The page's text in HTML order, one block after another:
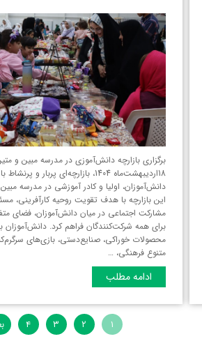
برگزاری بازارچه دانش‌آموزی در مدرسه مبین و
18اردیبهشت‌ماه 1404، بازارچه‌ای پربار و
دانش‌آموزان، اولیا و کادر آموزشی در مدرسه
این بازارچه با هدف تقویت روحیه کارآفرینی،
مشارکت اجتماعی در میان دانش‌آموزان، فضای
برای همه‌ شرکت‌کنندگان فراهم کرد. دانش‌آموزان
محصولات خوراکی، صنایع‌دستی، بازی‌های
متنوع فرهنگی، …
ادامه مطلب
۱ ۲ ۳ ۴